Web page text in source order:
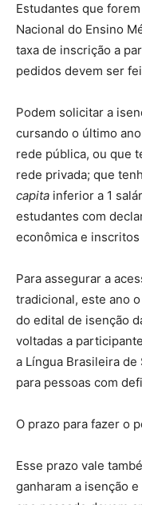
Estudantes que
Nacional do Ensino
taxa de inscrição a
pedidos devem ser
Podem solicitar a
cursando o último
rede pública, ou que
rede privada; que
capita inferior a 1
estudantes com
econômica e
Para assegurar a
tradicional, este ano
do edital de isenção
voltadas a
a Língua Brasileira de
para pessoas com
O prazo para fazer o
Esse prazo vale
ganharam a isenção